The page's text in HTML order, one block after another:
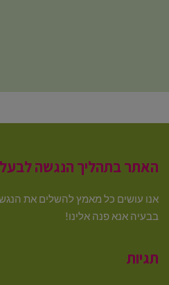
האתר בתהליך הנגשה לבעלי
אנו עושים כל מאמץ להשלים את
בבעיה אנא פנה אלינו!
תגיות